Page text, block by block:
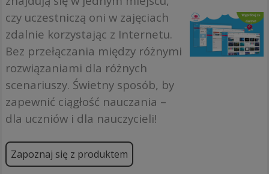
czy uczestniczą oni w zajęciach
zdalnie korzystając z Internetu.
Bez przełączania między różnymi
rozwiązaniami dla różnych
scenariuszy. Świetny sposób, by
zapewnić ciągłość nauczania –
dla uczniów i dla nauczycieli!
Zapoznaj się z produktem